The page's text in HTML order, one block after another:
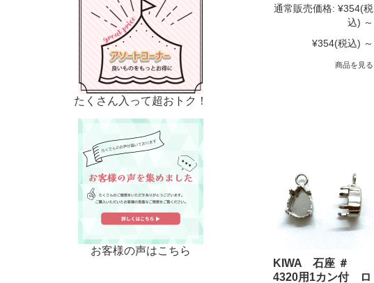
通常販売価格: ¥354(税
込) ～
¥354(税込) ～
商品を見る
KIWA 石座 ＃
4320用1カン付 ロ
たくさん入って超おトク！
お客様の声はこちら